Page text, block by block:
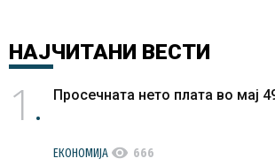
НАЈЧИТАНИ ВЕСТИ
1 Просечната нето плата во мај
ЕКОНОМИЈА visibility 666